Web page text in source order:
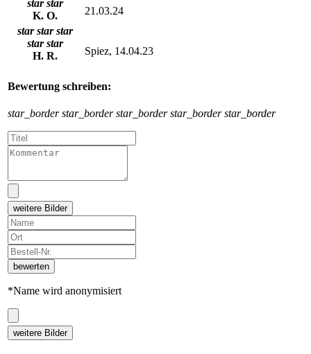
star star
K. O.
21.03.24
star star star
star star
H. R.
Spiez, 14.04.23
Bewertung schreiben:
star_border star_border star_border star_border star_border
weitere Bilder
bewerten
*Name wird anonymisiert
weitere Bilder